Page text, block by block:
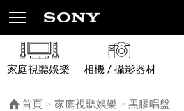
家庭視聽娛樂 相機 / 攝影器材
首頁 家庭視聽娛樂 目前頁面：
黑膠唱盤